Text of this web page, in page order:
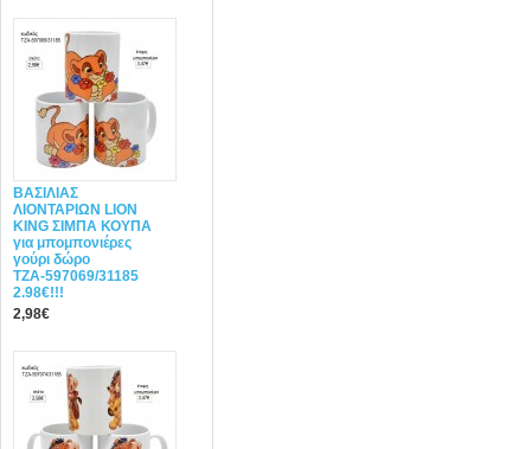
ΒΑΣΙΛΙΑΣ
ΛΙΟΝΤΑΡΙΩΝ LION
KING ΣΙΜΠΑ ΚΟΥΠΑ
για μπομπονιέρες
γούρι δώρο
ΤΖΑ-597069/31185
2.98€!!!
2,98€